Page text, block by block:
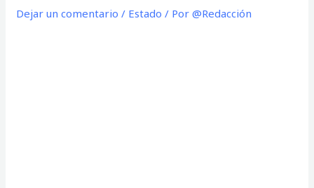
Dejar un comentario / Estado / Por@Redacción